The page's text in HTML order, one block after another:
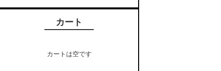
カート
カートは空です